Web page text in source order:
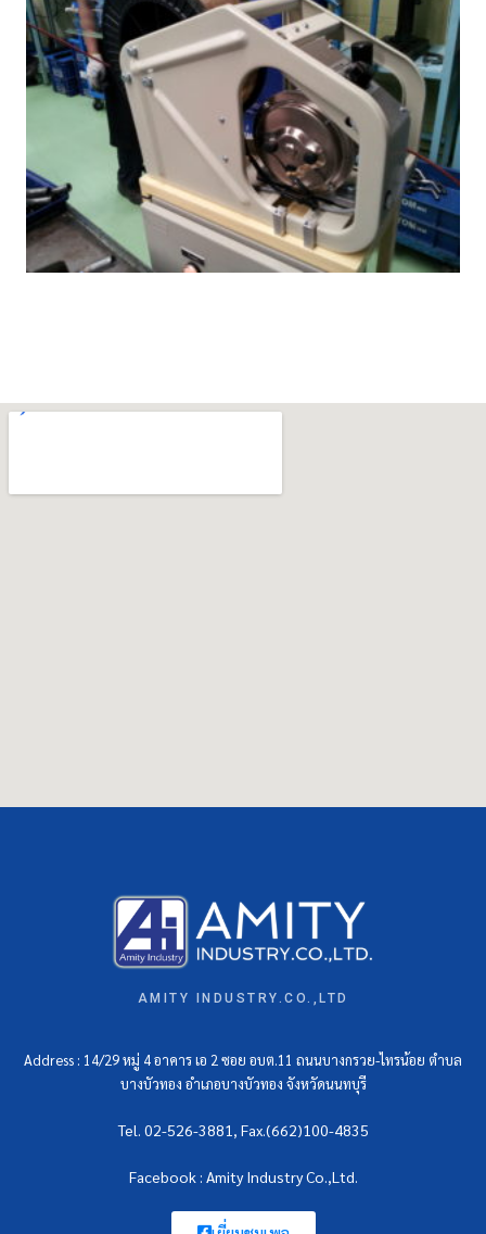
AMITY INDUSTRY.CO.,LTD
Address : 14/29 หมู่ 4 อาคาร เอ 2 ซอย อบต.11 ถนนบางกรวย-ไทรน้อย ตำบล
บางบัวทอง อำเภอบางบัวทอง จังหวัดนนทบุรี
Tel. 02-526-3881, Fax.(662)100-4835
Facebook : Amity Industry Co.,Ltd.